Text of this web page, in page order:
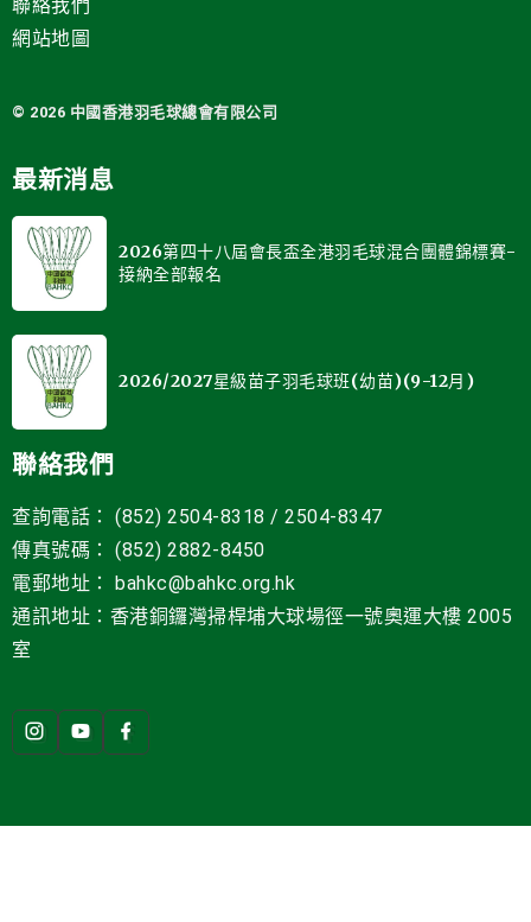
聯絡我們
網站地圖
© 2026 中國香港羽毛球總會有限公司
最新消息
2026第四十八屆會長盃全港羽毛球混合團體錦標賽-
接納全部報名
2026/2027星級苗子羽毛球班(幼苗)(9-12月)
聯絡我們
查詢電話： (852) 2504-8318 / 2504-8347
傳真號碼： (852) 2882-8450
電郵地址 ： bahkc@bahkc.org.hk
通訊地址：香港銅鑼灣掃桿埔大球場徑一號奧運大樓 2005
室